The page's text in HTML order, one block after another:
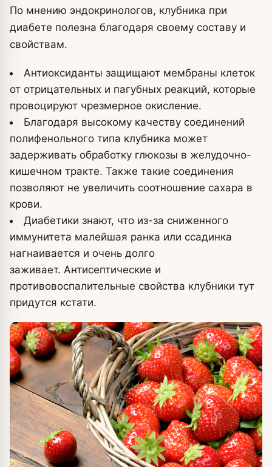
По мнению эндокринологов, клубника при
диабете полезна благодаря своему составу и
свойствам.
Антиоксиданты защищают мембраны клеток
от отрицательных и пагубных реакций, которые
провоцируют чрезмерное окисление.
Благодаря высокому качеству соединений
полифенольного типа клубника может
задерживать обработку глюкозы в желудочно-
кишечном тракте. Также такие соединения
позволяют не увеличить соотношение сахара в
крови.
Диабетики знают, что из-за сниженного
иммунитета малейшая ранка или ссадинка
нагнаивается и очень долго
заживает. Антисептические и
противовоспалительные свойства клубники тут
придутся кстати.